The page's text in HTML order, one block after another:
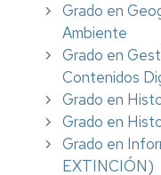
Grado en
Ambiente
Grado en
Contenidos
Grado en
Grado en
Grado en
EXTINCIÓN)